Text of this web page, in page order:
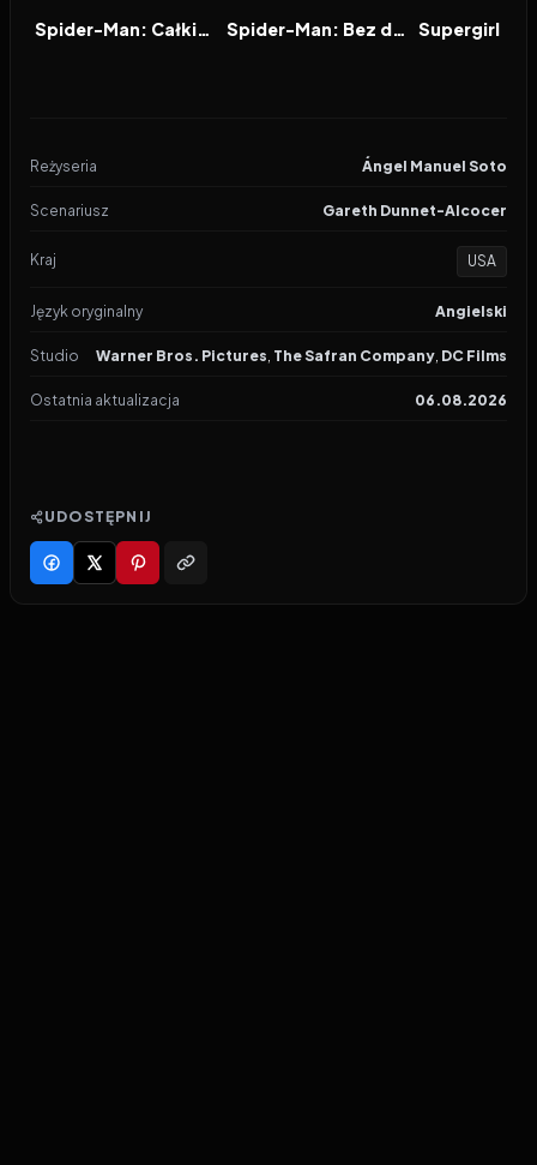
FILM Spider-Man: Całkiem nowy dzień FILM Spider-Man: Bez drogi do domu FILM
Supergirl
Reżyseria Ángel Manuel Soto
Scenariusz Gareth Dunnet-Alcocer
Kraj USA
Język oryginalny Angielski
Studio Warner Bros. Pictures, The Safran Company, DC Films
Ostatnia aktualizacja 06.08.2026
UDOSTĘPNIJ